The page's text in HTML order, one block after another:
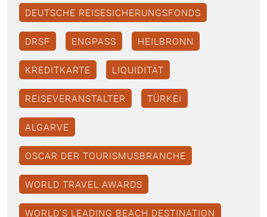
DEUTSCHE REISESICHERUNGSFONDS
DRSF ENGPASS HEILBRONN
KREDITKARTE LIQUIDITÄT
REISEVERANSTALTER TÜRKEI
ALGARVE
OSCAR DER TOURISMUSBRANCHE
WORLD TRAVEL AWARDS
WORLD’S LEADING BEACH DESTINATION